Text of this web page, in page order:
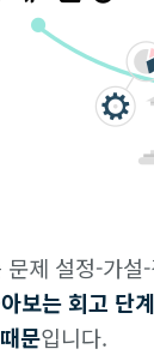
제 설정-가
보는 회고 단
문입니다.